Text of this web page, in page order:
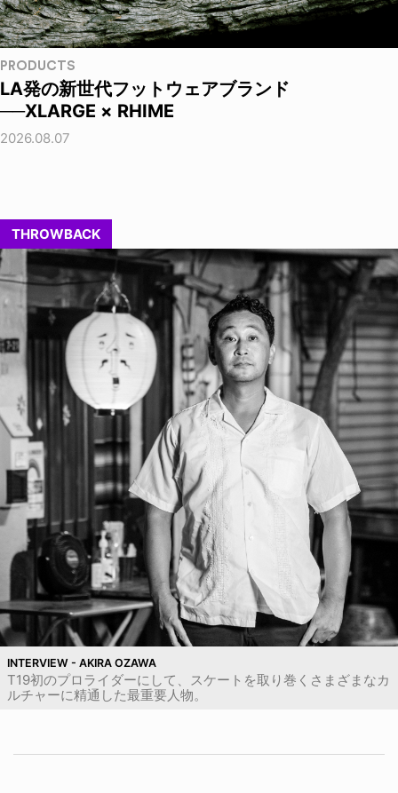
PRODUCTS
LA発の新世代フットウェアブランド
──XLARGE × RHIME
2026.08.07
THROWBACK
INTERVIEW - AKIRA OZAWA
T19初のプロライダーにして、スケートを取り巻くさまざまなカ
ルチャーに精通した最重要人物。